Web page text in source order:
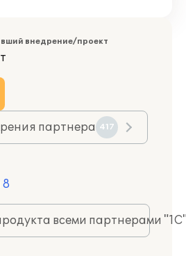
внедрение/проект
партнера 417
8
всеми партнерами